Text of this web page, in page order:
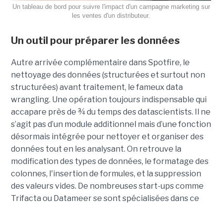
Un tableau de bord pour suivre l'impact d'un campagne marketing sur
les ventes d'un distributeur.
Un outil pour préparer les données
Autre arrivée complémentaire dans Spotfire, le
nettoyage des données (structurées et surtout non
structurées) avant traitement, le fameux data
wrangling. Une opération toujours indispensable qui
accapare près de ¾ du temps des datascientists. Il ne
s’agit pas d’un module additionnel mais d’une fonction
désormais intégrée pour nettoyer et organiser des
données tout en les analysant. On retrouve la
modification des types de données, le formatage des
colonnes, l'insertion de formules, et la suppression
des valeurs vides. De nombreuses start-ups comme
Trifacta ou Datameer se sont spécialisées dans ce